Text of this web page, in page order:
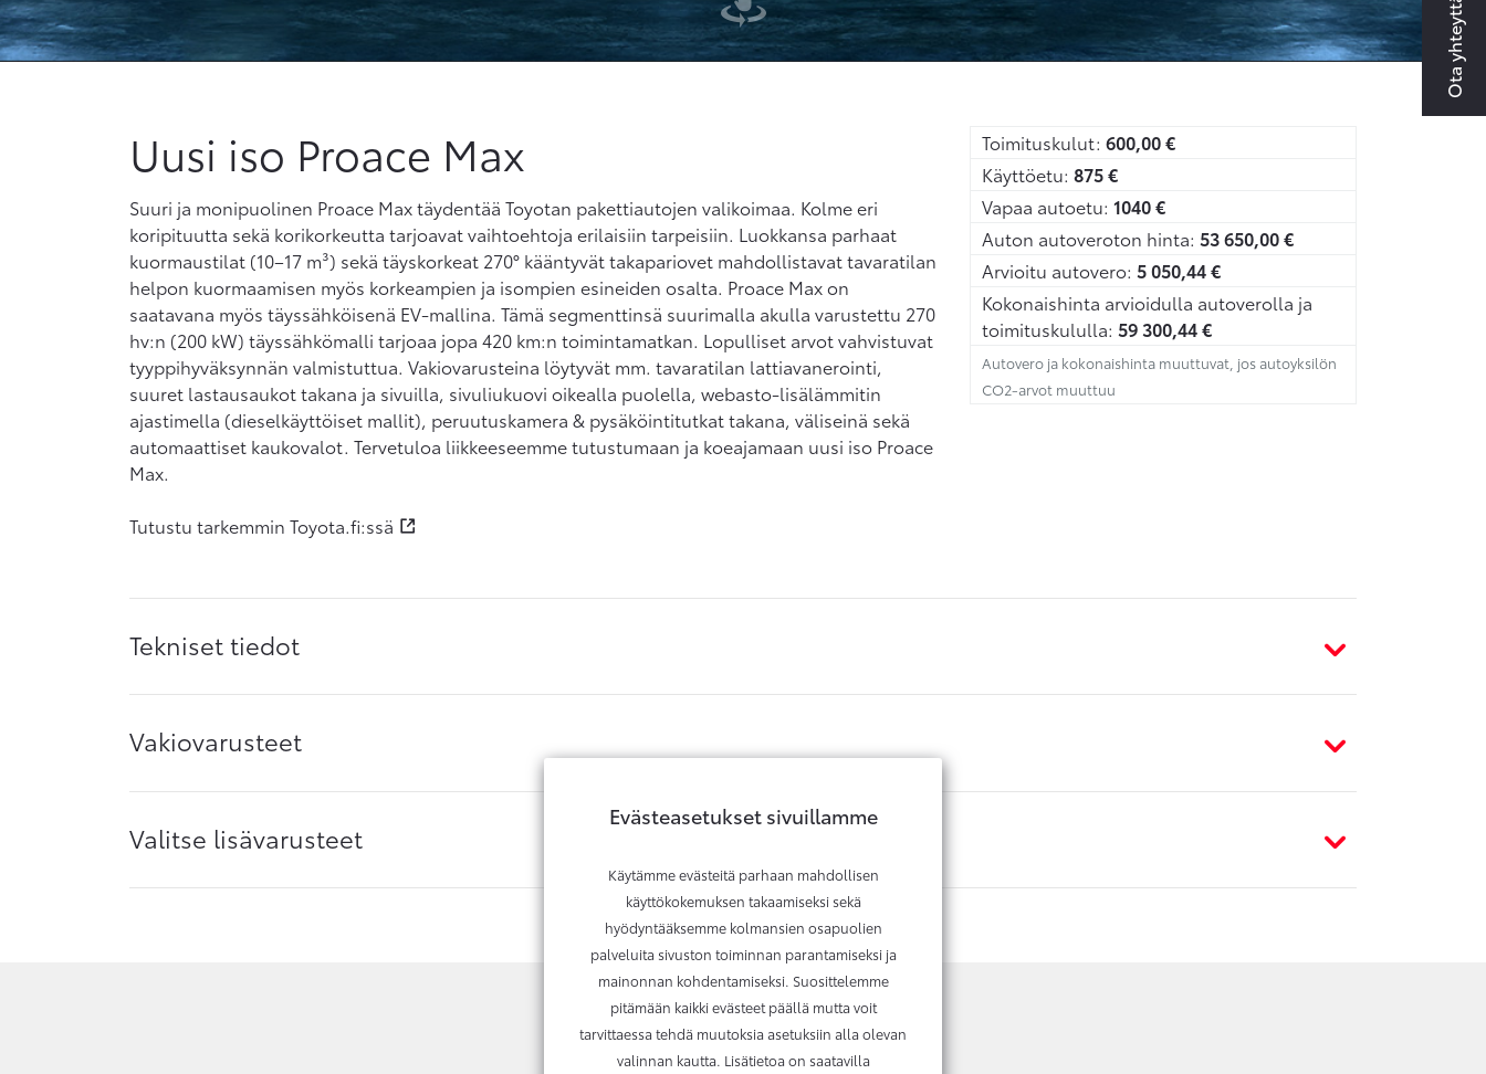
Ota yhteyttä
Uusi iso Proace Max
Suuri ja monipuolinen Proace Max täydentää Toyotan pakettiautojen valikoimaa. Kolme eri
koripituutta sekä korikorkeutta tarjoavat vaihtoehtoja erilaisiin tarpeisiin. Luokkansa parhaat
kuormaustilat (10–17 m³) sekä täyskorkeat 270° kääntyvät takapariovet mahdollistavat tavaratilan
helpon kuormaamisen myös korkeampien ja isompien esineiden osalta. Proace Max on
saatavana myös täyssähköisenä EV-mallina. Tämä segmenttinsä suurimalla akulla varustettu 270
hv:n (200 kW) täyssähkömalli tarjoaa jopa 420 km:n toimintamatkan. Lopulliset arvot vahvistuvat
tyyppihyväksynnän valmistuttua. Vakiovarusteina löytyvät mm. tavaratilan lattiavanerointi,
suuret lastausaukot takana ja sivuilla, sivuliukuovi oikealla puolella, webasto-lisälämmitin
ajastimella (dieselkäyttöiset mallit), peruutuskamera & pysäköintitutkat takana, väliseinä sekä
automaattiset kaukovalot. Tervetuloa liikkeeseemme tutustumaan ja koeajamaan uusi iso Proace
Max.
Tutustu tarkemmin Toyota.fi:ssä
Toimituskulut: 600,00€
Käyttöetu: 875€
Vapaa autoetu: 1040€
Auton autoveroton hinta: 53 650,00€
Arvioitu autovero: 5 050,44€
Kokonaishinta arvioidulla autoverolla ja
toimituskululla: 59 300,44€
Autovero ja kokonaishinta muuttuvat, jos autoyksilön
CO2-arvot muuttuu
Tekniset tiedot
Vakiovarusteet
Valitse lisävarusteet
Kysy lisätietoja tai vaihtotarjousta
Evästeasetukset sivuillamme
Käytämme evästeitä parhaan mahdollisen
käyttökokemuksen takaamiseksi sekä
hyödyntääksemme kolmansien osapuolien
palveluita sivuston toiminnan parantamiseksi ja
mainonnan kohdentamiseksi. Suosittelemme
pitämään kaikki evästeet päällä mutta voit
tarvittaessa tehdä muutoksia asetuksiin alla olevan
valinnan kautta. Lisätietoa on saatavilla